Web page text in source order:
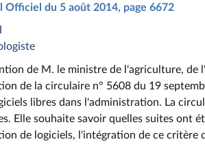
Officiel du 5 août 2014, page 6672
de M. le ministre de l'agriculture,
de la circulaire n° 5608 du 19
libres dans l'administration. La
Elle souhaite savoir quelles suites ont
de logiciels, l'intégration de ce critère